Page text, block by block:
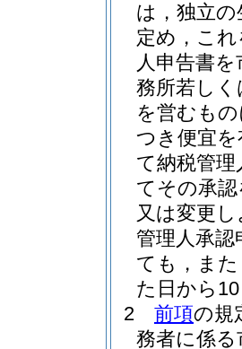
は，独立
定め，こ
人申告書
務所若し
を営むも
つき便宜
て納税管
てその承
又は変更
管理人承
ても，ま
た日から
2
前項の規
務者に係